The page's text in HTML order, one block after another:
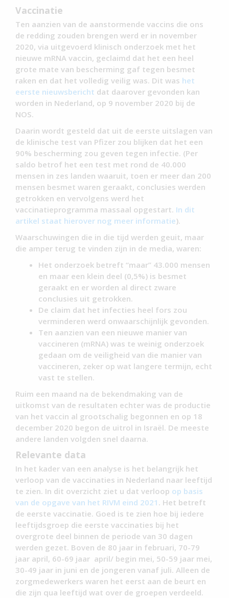
Vaccinatie
Ten aanzien van de aanstormende vaccins die ons
de redding zouden brengen werd er in november
2020, via uitgevoerd klinisch onderzoek met het
nieuwe mRNA vaccin, geclaimd dat het een heel
grote mate van bescherming gaf tegen besmet
raken en dat het volledig veilig was. Dit was het
eerste nieuwsbericht dat daarover gevonden kan
worden in Nederland, op 9 november 2020 bij de
NOS.
Daarin wordt gesteld dat uit de eerste uitslagen van
de klinische test van Pfizer zou blijken dat het een
90% bescherming zou geven tegen infectie. (Per
saldo betrof het een test met rond de 40.000
mensen in zes landen waaruit, toen er meer dan 200
mensen besmet waren geraakt, conclusies werden
getrokken en vervolgens werd het
vaccinatieprogramma massaal opgestart. In dit
artikel staat hierover nog meer informatie).
Waarschuwingen die in die tijd werden geuit, maar
die amper terug te vinden zijn in de media, waren:
Het onderzoek betreft “maar” 43.000 mensen
en maar een klein deel (0,5%) is besmet
geraakt en er worden al direct zware
conclusies uit getrokken.
De claim dat het infecties heel fors zou
verminderen werd onwaarschijnlijk gevonden.
Ten aanzien van een nieuwe manier van
vaccineren (mRNA) was te weinig onderzoek
gedaan om de veiligheid van die manier van
vaccineren, zeker op wat langere termijn, echt
vast te stellen.
Ruim een maand na de bekendmaking van de
uitkomst van de resultaten echter was de productie
van het vaccin al grootschalig begonnen en op 18
december 2020 begon de uitrol in Israël. De meeste
andere landen volgden snel daarna.
Relevante data
In het kader van een analyse is het belangrijk het
verloop van de vaccinaties in Nederland naar leeftijd
te zien. In dit overzicht ziet u dat verloop op basis
van de opgave van het RIVM eind 2021 . Het betreft
de eerste vaccinatie. Goed is te zien hoe bij iedere
leeftijdsgroep die eerste vaccinaties bij het
overgrote deel binnen de periode van 30 dagen
werden gezet. Boven de 80 jaar in februari, 70-79
jaar april, 60-69 jaar april/ begin mei, 50-59 jaar mei,
30-49 jaar in juni en de jongeren vanaf juli. Alleen de
zorgmedewerkers waren het eerst aan de beurt en
die zijn qua leeftijd wat over de groepen verdeeld.